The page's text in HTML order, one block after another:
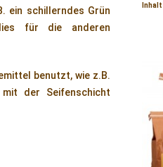
ein schillerndes Grün
für die anderen
benutzt, wie z.B.
der Seifenschicht
Inhalt